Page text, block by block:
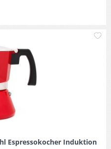
Espressokocher Induktion